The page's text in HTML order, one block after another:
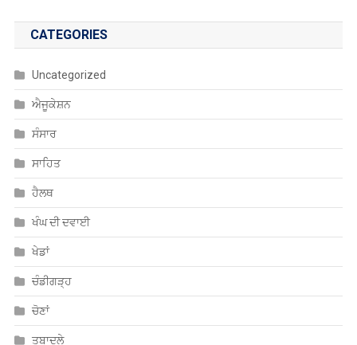
Uncategorized
ਸੰਸਾਰ
ਸਾਹਿਤ
ਹੈਲਥ
ਖੰਘ ਦੀ ਦਵਾਈ
ਖੇਡਾਂ
ਚੰਡੀਗੜ੍ਹ
ਚੋਣਾਂ
ਤਬਾਦਲੇ
ਨੈਸ਼ਨਲ